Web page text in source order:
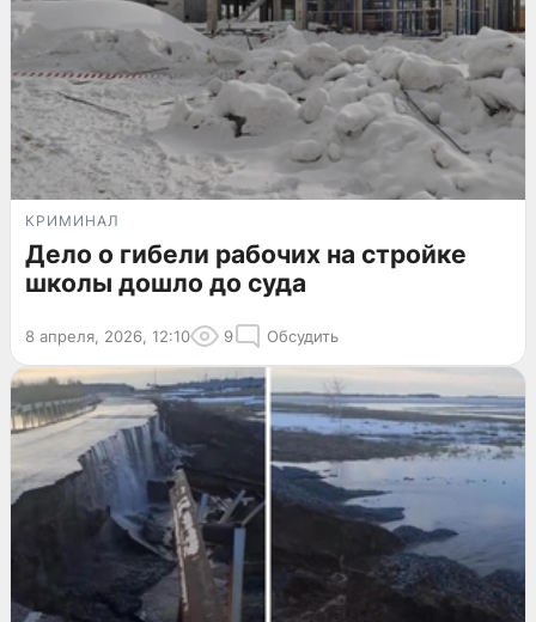
КРИМИНАЛ
Дело о гибели рабочих на стройке
школы дошло до суда
8 апреля, 2026, 12:10 9 Обсудить